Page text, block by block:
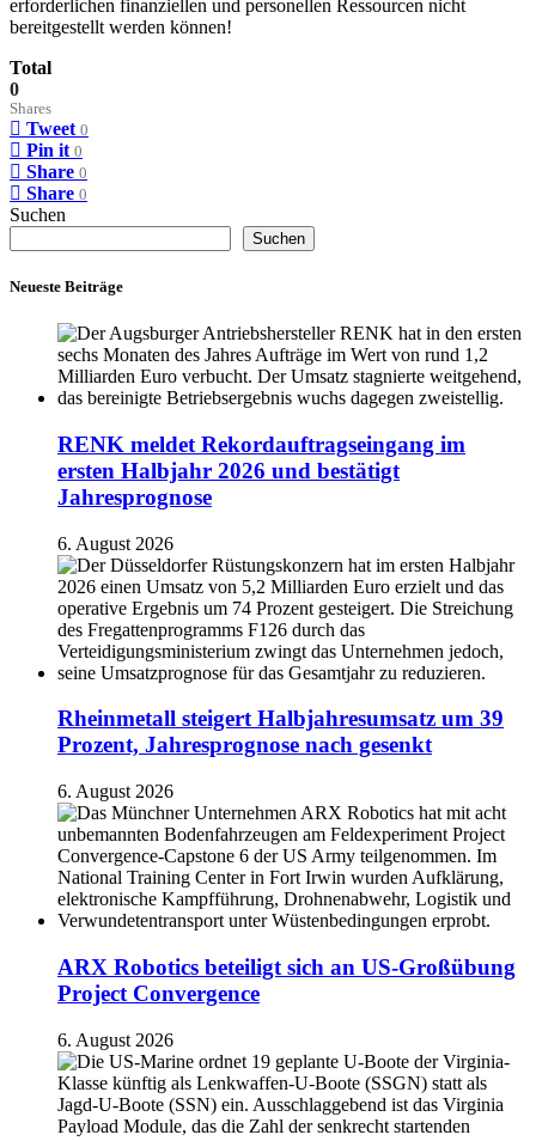
erforderlichen finanziellen und personellen Ressourcen nicht
bereitgestellt werden können!
Total
0
Shares
Tweet 0
Pin it 0
Share 0
Share 0
Suchen
Suchen
Neueste Beiträge
RENK meldet Rekordauftragseingang im
ersten Halbjahr 2026 und bestätigt
Jahresprognose
6. August 2026
Rheinmetall steigert Halbjahresumsatz um 39
Prozent, Jahresprognose nach gesenkt
6. August 2026
ARX Robotics beteiligt sich an US-Großübung
Project Convergence
6. August 2026